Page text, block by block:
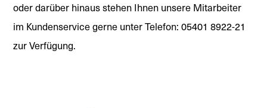
oder darüber hinaus stehen Ihnen unsere Mitarbeiter
im Kundenservice gerne unter Telefon: 05401 8922-21
zur Verfügung.